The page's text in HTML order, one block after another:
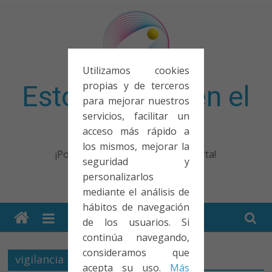
Utilizamos cookies
propias y de terceros
para mejorar nuestros
servicios, facilitar un
acceso más rápido a
los mismos, mejorar la
seguridad y
personalizarlos
mediante el análisis de
hábitos de navegación
de los usuarios. Si
continúa navegando,
consideramos que
acepta su uso. Más
Esto no entra en el
examen
¡Porque no solo el examen importa!
vigilancia